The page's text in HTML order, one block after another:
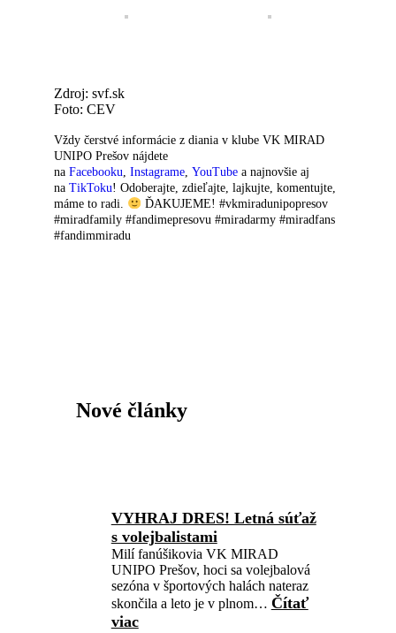
Zdroj: svf.sk
Foto: CEV
Vždy čerstvé informácie z diania v klube VK MIRAD
UNIPO Prešov nájdete
naFacebooku,Instagrame,YouTube a najnovšie aj
naTikToku! Odoberajte, zdieľajte, lajkujte, komentujte,
máme to radi.
ĎAKUJEME! #vkmiradunipopresov
#miradfamily #fandimepresovu #miradarmy #miradfans
#fandimmiradu
Nové články
VYHRAJ DRES! Letná súťaž
s volejbalistami
Milí fanúšikovia VK MIRAD
UNIPO Prešov, hoci sa volejbalová
sezóna v športových halách nateraz
skončila a leto je v plnom… Čítať
viac